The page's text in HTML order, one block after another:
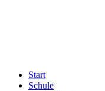
Start
Schule